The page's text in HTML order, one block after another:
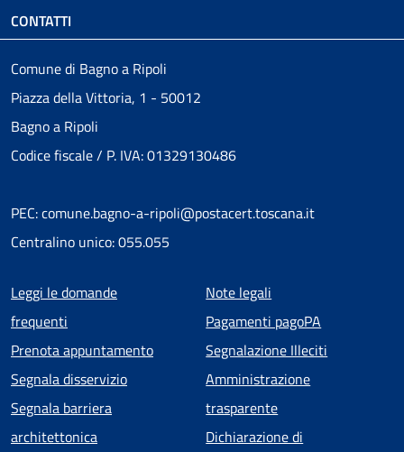
CONTATTI
Comune di Bagno a Ripoli
Piazza della Vittoria, 1 - 50012
Bagno a Ripoli
Codice fiscale / P. IVA: 01329130486
PEC: comune.bagno-a-ripoli@postacert.toscana.it
Centralino unico: 055.055
Menu piè di pagina
Leggi le domande
frequenti
Prenota appuntamento
Segnala disservizio
Segnala barriera
architettonica
Note legali
Pagamenti pagoPA
Segnalazione Illeciti
Amministrazione
trasparente
Dichiarazione di